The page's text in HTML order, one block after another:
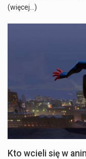
(więcej…)
Kto wcieli się w